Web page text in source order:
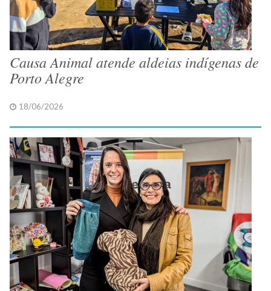
Causa Animal atende aldeias indígenas de
Porto Alegre
18/06/2026